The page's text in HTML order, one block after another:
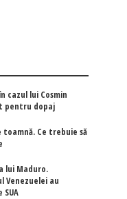
cazul lui Cosmin
pentru dopaj
toamnă. Ce trebuie să
lui Maduro.
Venezuelei au